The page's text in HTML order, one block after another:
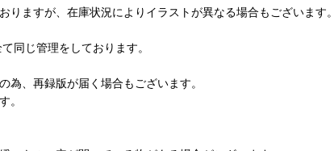
ますが、在庫状況によりイラストが異なる場合もございます。
同じ管理をしております。
、再録版が届く場合もございます。
。